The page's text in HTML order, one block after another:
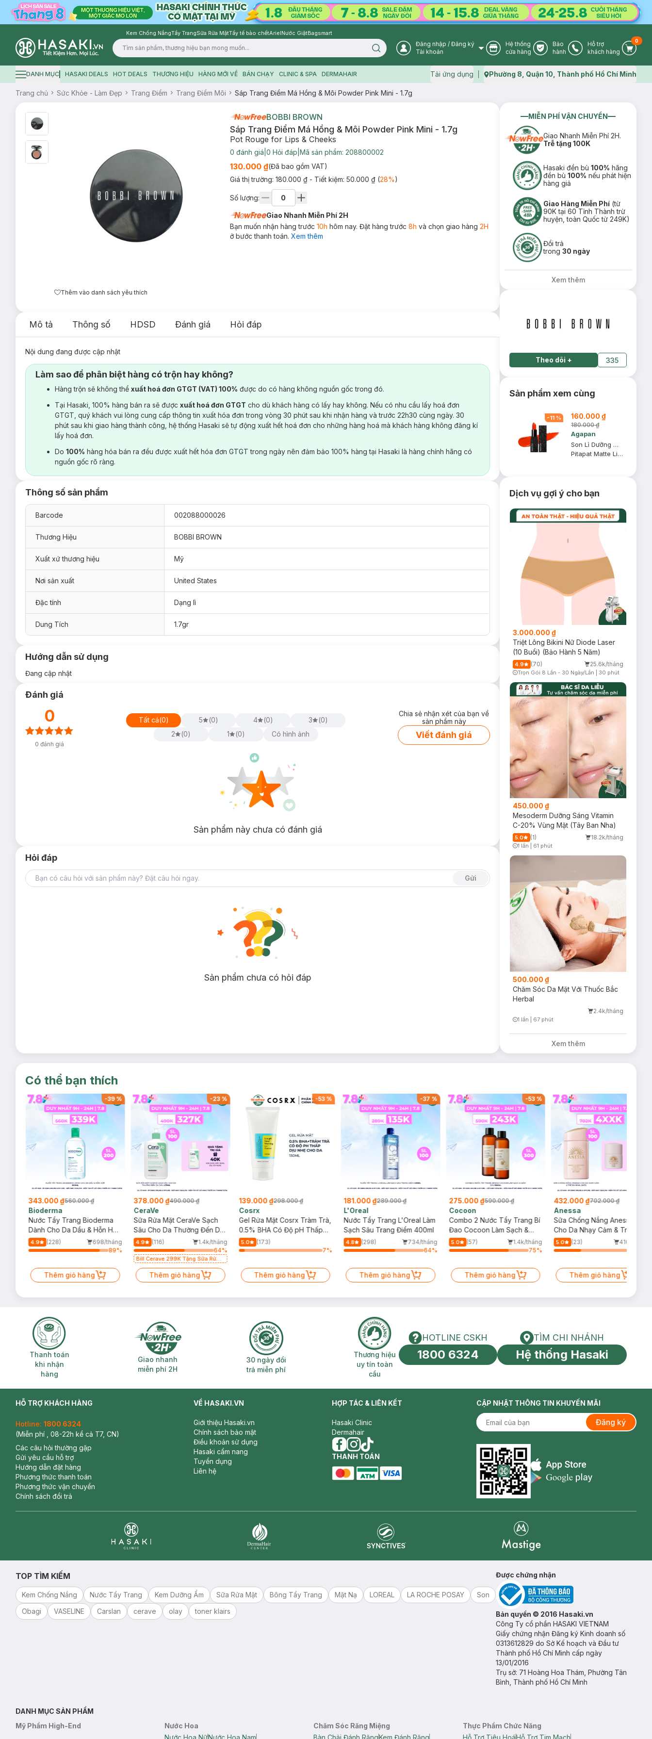
Kem Chống NắngTẩy TrangSữa Rửa MặtTẩy tế bào chếtArielNước GiặtBagsmart
Logo
Search icon User Icon
Đăng nhập / Đăng ký
Tài khoản
Store Icon
Hệ thống
cửa hàng
Warranty Icon
Bảo
hành
Phone Icon
Hỗ trợ
khách hàng
Cart
0
Hamburger icon
DANH MỤC HASAKI DEALS HOT DEALS THƯƠNG HIỆU HÀNG MỚI VỀ BÁN CHẠY CLINIC & SPA DERMAHAIR Tải ứng dụng Map icon
Phường 8, Quận 10, Thành phố Hồ Chí Minh
Trang chủ Sức Khỏe - Làm Đẹp Trang Điểm Trang Điểm Môi Sáp Trang Điểm Má Hồng & Môi Powder Pink Mini - 1.7g
Thêm vào danh sách yêu thích
BOBBI BROWN
Sáp Trang Điểm Má Hồng & Môi Powder Pink Mini - 1.7g
Pot Rouge for Lips & Cheeks
0 đánh giá 0 Hỏi đáp Mã sản phẩm: 208800002
130.000 ₫(Đã bao gồm VAT)
Giá thị trường: 180.000 ₫ - Tiết kiệm: 50.000 ₫(28%)
Số lượng:
Giao Nhanh Miễn Phí 2H
Bạn muốn nhận hàng trước 10h hôm nay. Đặt hàng trước 8h và chọn giao hàng 2H
ở bước thanh toán. Xem thêm
Mô tả Thông số HDSD Đánh giá Hỏi đáp
Nội dung đang được cập nhật
Làm sao để phân biệt hàng có trộn hay không?
Hàng trộn sẽ không thể xuất hoá đơn GTGT (VAT) 100% được do có hàng không nguồn gốc trong đó.
Tại Hasaki, 100% hàng bán ra sẽ được xuất hoá đơn GTGT cho dù khách hàng có lấy hay không. Nếu có nhu cầu lấy hoá đơn
GTGT, quý khách vui lòng cung cấp thông tin xuất hóa đơn trong vòng 30 phút sau khi nhận hàng và trước 22h30 cùng ngày. 30
phút sau khi giao hàng thành công, hệ thống Hasaki sẽ tự động xuất hết hoá đơn cho những hàng hoá mà khách hàng không đăng kí
lấy hoá đơn.
Do 100% hàng hóa bán ra đều được xuất hết hóa đơn GTGT trong ngày nên đảm bảo 100% hàng tại Hasaki là hàng chính hãng có
nguồn gốc rõ ràng.
Thông số sản phẩm
Barcode 002088000026
Thương Hiệu BOBBI BROWN
Xuất xứ thương hiệu Mỹ
Nơi sản xuất United States
Đặc tính Dạng lì
Dung Tích 1.7gr
Hướng dẫn sử dụng
Đang cập nhật
Đánh giá
0
0 đánh giá
Tất cả(0) 5 (0) 4 (0) 3 (0)
2
(0) 1 (0) Có hình ảnh
Chia sẻ nhận xét của bạn về
sản phẩm này
Viết đánh giá
Sản phẩm này chưa có đánh giá
Hỏi đáp
Gửi
Sản phẩm chưa có hỏi đáp
MIỄN PHÍ VẬN CHUYỂN
Giao Nhanh Miễn Phí 2H.
Trễ tặng 100K
Hasaki đền bù100% hãng
đền bù100% nếu phát hiện
hàng giả
Giao Hàng Miễn Phí (từ
90K tại 60 Tỉnh Thành trừ
huyện, toàn Quốc từ 249K)
Đổi trả
trong30 ngày
Xem thêm
Theo dõi + 335
Sản phẩm xem cùng
-11 % 160.000 ₫
180.000 ₫
Agapan
Son Lì Dưỡng Môi Màu Cam - 04 Love
Pitapat Matte Lipstick
Dịch vụ gợi ý cho bạn
3.000.000 ₫
Triệt Lông Bikini Nữ Diode Laser
(10 Buổi) (Bảo Hành 5 Năm)
4.9 (70) 25.6k/tháng
Trọn Gói 8 Lần - 30 Ngày/Lần 30 phút
450.000 ₫
Mesoderm Dưỡng Sáng Vitamin
C-20% Vùng Mặt (Tây Ban Nha)
5.0 (1) 18.2k/tháng
1 lần 61 phút
500.000 ₫
Chăm Sóc Da Mặt Với Thuốc Bắc
Herbal
2.4k/tháng
1 lần 67 phút
Xem thêm
Có thể bạn thích
-39%
343.000 ₫560.000 ₫
Bioderma
Nước Tẩy Trang Bioderma
Dành Cho Da Dầu & Hỗn Hợp
500ml
4.9 (228)
698/tháng
89%
Thêm giỏ hàng
-23%
378.000 ₫490.000 ₫
CeraVe
Sữa Rửa Mặt CeraVe Sạch
Sâu Cho Da Thường Đến Da
Dầu 473ml
4.9 (116)
1.4k/tháng
64%
Bill Cerave 299K Tặng Sữa Rửa
Thêm giỏ hàng
-53%
139.000 ₫298.000 ₫
Cosrx
Gel Rửa Mặt Cosrx Tràm Trà,
0.5% BHA Có Độ pH Thấp
150ml
5.0
(173)
7%
Thêm giỏ hàng
-37 %
181.000 ₫289.000 ₫
L'Oreal
Nước Tẩy Trang L'Oreal Làm
Sạch Sâu Trang Điểm 400ml
4.8 (298)
734/tháng
64%
Thêm giỏ hàng
-53%
275.000 ₫590.000 ₫
Cocoon
Combo 2 Nước Tẩy Trang Bí
Đao Cocoon Làm Sạch &
Giảm Dầu 500ml
5.0 (57)
1.4k/tháng
75%
Thêm giỏ hàng
432.000 ₫702.000 ₫
Anessa
Sữa Chống Nắng Anessa
Cho Da Nhạy Cảm & Trẻ Em
60ml (Mới)
5.0 (23)
410/tháng
Thêm giỏ hàng
Thanh toán khi nhận hàng
Thanh toán
khi nhận
hàng
Giao nhanh miễn phí 2H
Giao nhanh
miễn phí 2H
30 ngày đổi trả miễn phí
30 ngày đổi
trả miễn phí
Thương hiệu uy tín toàn cầu
Thương hiệu
uy tín toàn
cầu
HOTLINE CSKH
HOTLINE CSKH
1800 6324
Tìm chi nhánh
TÌM CHI NHÁNH
Hệ thống Hasaki
HỖ TRỢ KHÁCH HÀNG
Hotline: 1800 6324
(Miễn phí , 08-22h kể cả T7, CN)
Các câu hỏi thường gặp
Gửi yêu cầu hỗ trợ
Hướng dẫn đặt hàng
Phương thức thanh toán
Phương thức vận chuyển
Chính sách đổi trả
VỀ HASAKI.VN
Giới thiệu Hasaki.vn
Chính sách bảo mật
Điều khoản sử dụng
Hasaki cẩm nang
Tuyển dụng
Liên hệ
HỢP TÁC & LIÊN KẾT
Hasaki Clinic
Dermahair
facebook
instagram
tiktok
THANH TOÁN
CẬP NHẬT THÔNG TIN KHUYẾN MÃI
Đăng ký
Appstore icon
TOP TÌM KIẾM
Kem Chống Nắng Nước Tẩy Trang Kem Dưỡng Ẩm Sữa Rửa Mặt Bông Tẩy Trang Mặt Nạ LOREAL LA ROCHE POSAY
Son
Obagi
VASELINE Carslan cerave olay toner klairs
Được chứng nhận
Bản quyền © 2016 Hasaki.vn
Công Ty cổ phần HASAKI VIETNAM
Giấy chứng nhận Đăng ký Kinh doanh số
0313612829 do Sở Kế hoạch và Đầu tư
Thành phố Hồ Chí Minh cấp ngày
13/01/2016
Trụ sở: 71 Hoàng Hoa Thám, Phường Tân
Bình, Thành phố Hồ Chí Minh
DANH MỤC SẢN PHẨM
Mỹ Phẩm High-End
Nước Hoa
Nước Hoa NữNước Hoa Nam
Chăm Sóc Răng Miệng
Bàn Chải Đánh RăngKem Đánh Răng
Thực Phẩm Chức Năng
Hỗ Trợ Tiêu HoáHỗ Trợ Tim Mạch